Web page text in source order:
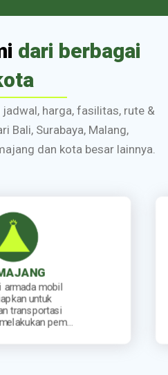
dari berbagai
harga, fasilitas, rute &
Bali, Surabaya, Malang,
dan kota besar lainnya.
JEMBER
Kami sediakan jadwal
travel yang
Mulai dari travel
pagi, siang, sore…